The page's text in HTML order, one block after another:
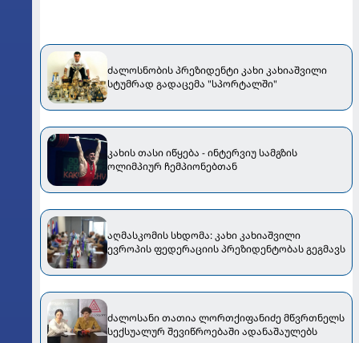
ძალოსნობის პრეზიდენტი კახი კახიაშვილი
სტუმრად გადაცემა "სპორტალში"
კახის თასი იწყება - ინტერვიუ სამგზის
ოლიმპიურ ჩემპიონებთან
აღმასკომის სხდომა: კახი კახიაშვილი
ევროპის ფედერაციის პრეზიდენტობას გეგმავს
ძალოსანი თათია ლორთქიფანიძე მწვრთნელს
სექსუალურ შევიწროებაში ადანაშაულებს